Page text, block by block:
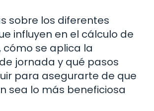
sobre los diferentes
influyen en el cálculo de
cómo se aplica la
jornada y qué pasos
para asegurarte de que
sea lo más beneficiosa